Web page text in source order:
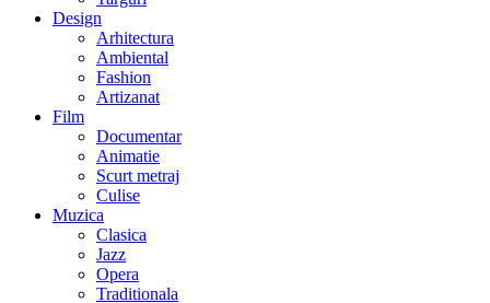
Design
Arhitectura
Ambiental
Fashion
Artizanat
Film
Documentar
Animatie
Scurt metraj
Culise
Muzica
Clasica
Jazz
Opera
Traditionala